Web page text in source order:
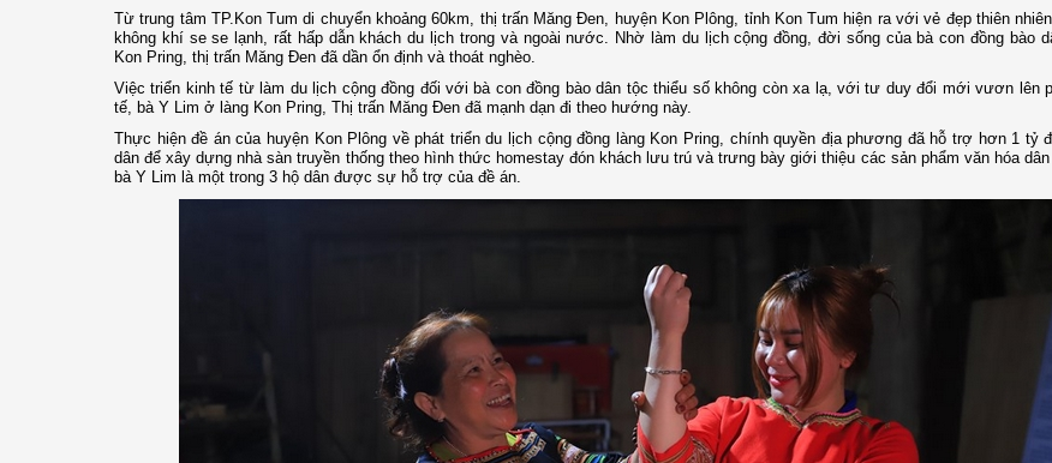
Từ trung tâm TP.Kon Tum di chuyển khoảng 60km, thị trấn Măng Đen, huyện Kon Plông, tỉnh Kon Tum hiện ra với vẻ đẹp thiên
không khí se se lạnh, rất hấp dẫn khách du lịch trong và ngoài nước. Nhờ làm du lịch cộng đồng, đời sống của bà con đồng bào
Kon Pring, thị trấn Măng Đen đã dần ổn định và thoát nghèo.
Việc triển kinh tế từ làm du lịch cộng đồng đối với bà con đồng bào dân tộc thiểu số không còn xa lạ, với tư duy đổi mới vươn lên
tế, bà Y Lim ở làng Kon Pring, Thị trấn Măng Đen đã mạnh dạn đi theo hướng này.
Thực hiện đề án của huyện Kon Plông về phát triển du lịch cộng đồng làng Kon Pring, chính quyền địa phương đã hỗ trợ hơn 1 tỷ
dân để xây dựng nhà sàn truyền thống theo hình thức homestay đón khách lưu trú và trưng bày giới thiệu các sản phẩm văn hóa
bà Y Lim là một trong 3 hộ dân được sự hỗ trợ của đề án.